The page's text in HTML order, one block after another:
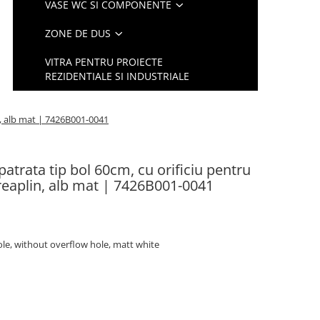
VASE WC SI COMPONENTE
ZONE DE DUS
VITRA PENTRU PROIECTE
REZIDENTIALE SI INDUSTRIALE
mat | 7426B001-0041
tip bol 60cm, cu orificiu pentru
alb mat | 7426B001-0041
without overflow hole, matt white